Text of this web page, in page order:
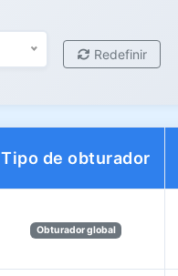
Redefinir
Tipo de obturador
Obturador global